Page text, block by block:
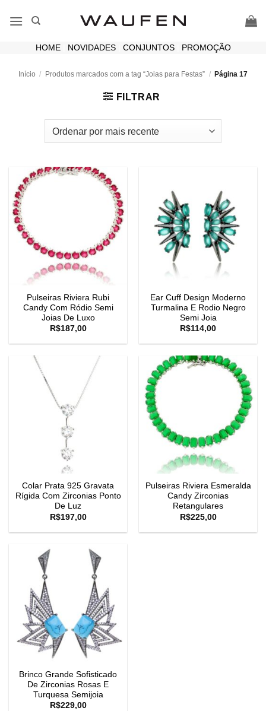
HOME| NOVIDADES| CONJUNTOS| PROMOÇÃO
Início / Produtos marcados com a tag “Joias para Festas” / Página 17
FILTRAR
Pulseiras Riviera Rubi
Candy Com Ródio Semi
Joias De Luxo
R$187,00
Ear Cuff Design Moderno
Turmalina E Rodio Negro
Semi Joia
R$114,00
Colar Prata 925 Gravata
Rígida Com Zirconias Ponto
De Luz
R$197,00
Pulseiras Riviera Esmeralda
Candy Zirconias
Retangulares
R$225,00
Brinco Grande Sofisticado
De Zirconias Rosas E
Turquesa Semijoia
R$229,00